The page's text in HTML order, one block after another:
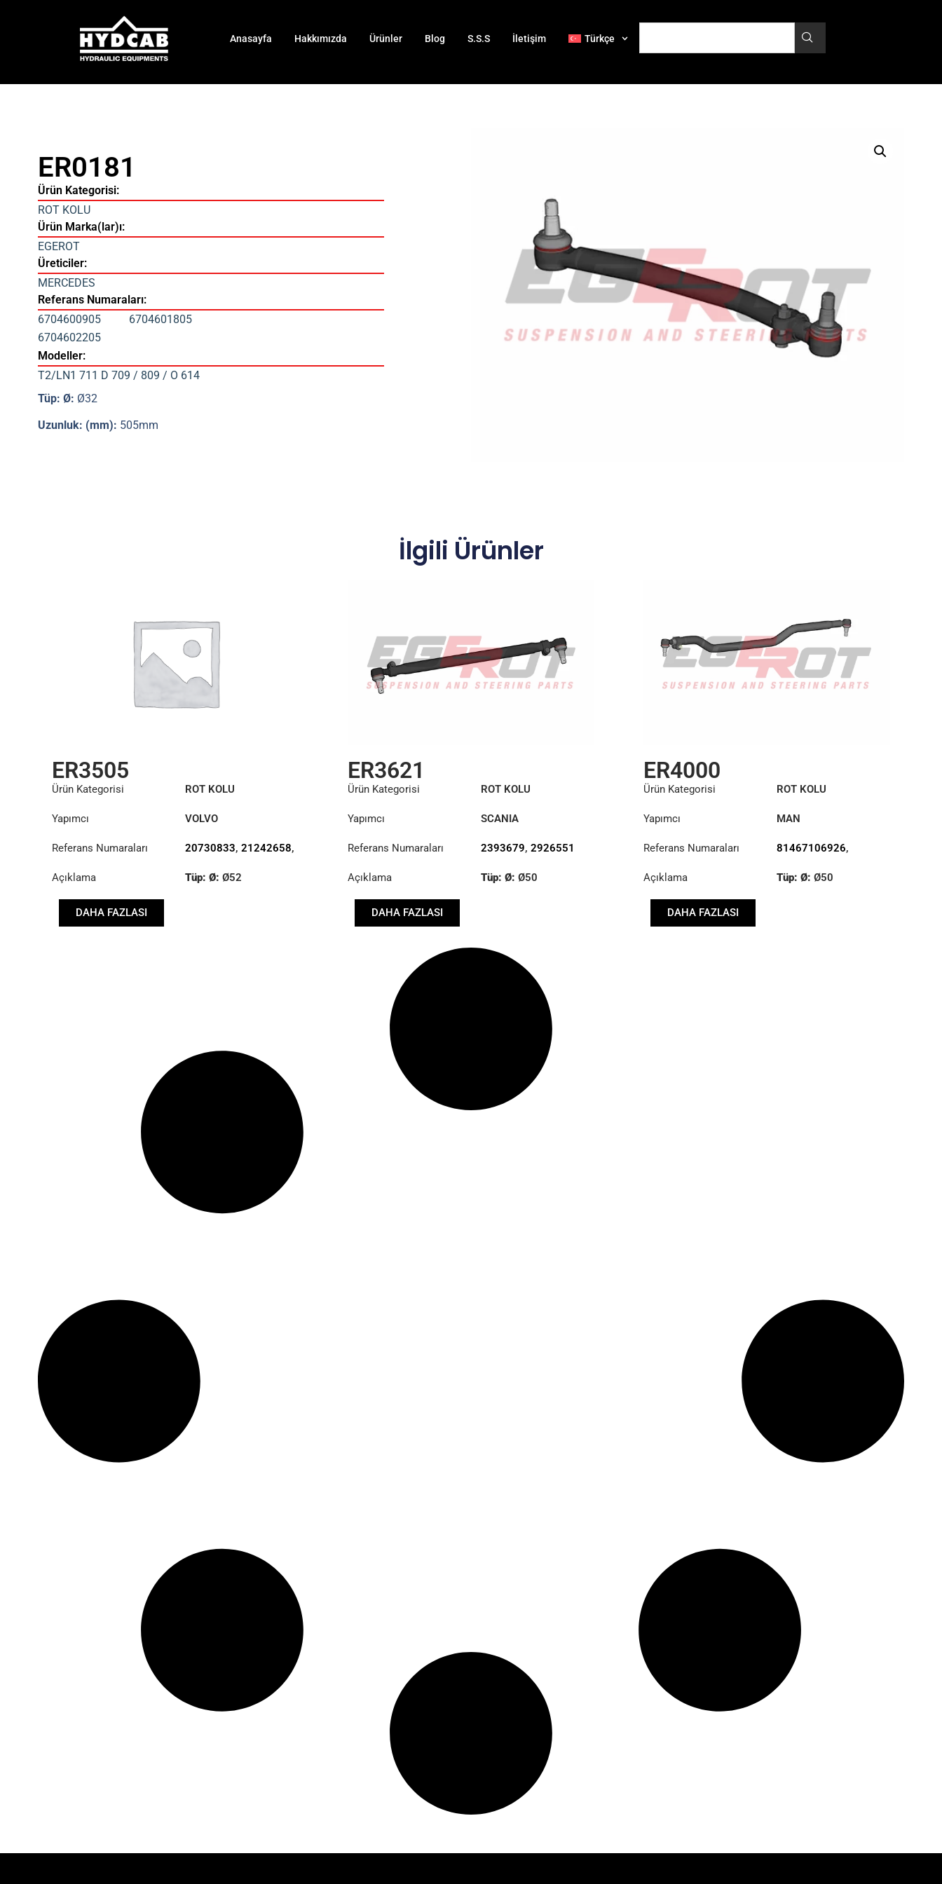
Anasayfa Hakkımızda Ürünler Blog S.S.S İletişim Türkçe
ER0181
Ürün Kategorisi:
ROT KOLU
Ürün Marka(lar)ı:
EGEROT
Üreticiler:
MERCEDES
Referans Numaraları:
6704600905
6704601805
6704602205
Modeller:
T2/LN1 711 D 709 / 809 / O 614
Tüp: Ø: Ø32
Uzunluk: (mm): 505mm
İlgili Ürünler
ER3505
Ürün Kategorisi ROT KOLU
Yapımcı VOLVO
Referans Numaraları 20730833, 21242658,
Açıklama
Tüp: Ø: Ø52
DAHA FAZLASI
ER3621
Ürün Kategorisi ROT KOLU
Yapımcı SCANIA
Referans Numaraları 2393679, 2926551
Açıklama Tüp: Ø: Ø50
DAHA FAZLASI
ER4000
Ürün Kategorisi ROT KOLU
Yapımcı MAN
Referans Numaraları 81467106926,
81467116743
Açıklama Tüp: Ø:Ø50
DAHA FAZLASI